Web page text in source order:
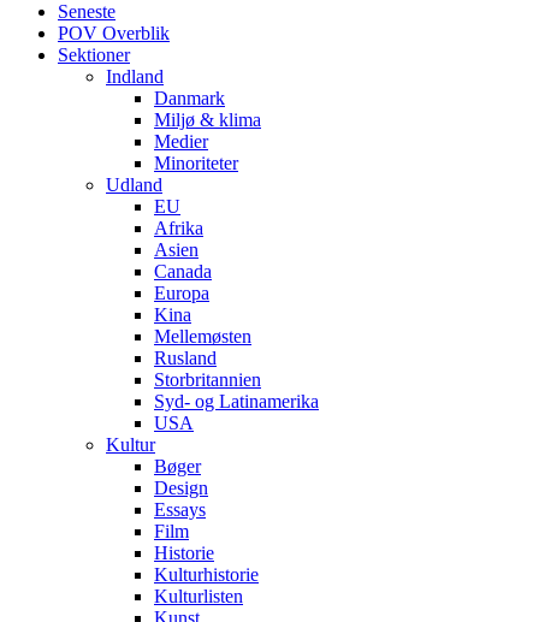
Seneste
POV Overblik
Sektioner
Indland
Danmark
Miljø & klima
Medier
Minoriteter
Udland
EU
Afrika
Asien
Canada
Europa
Kina
Mellemøsten
Rusland
Storbritannien
Syd- og Latinamerika
USA
Kultur
Bøger
Design
Essays
Film
Historie
Kulturhistorie
Kulturlisten